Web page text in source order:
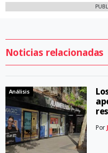
Noticias relacionadas
Análisis
Por